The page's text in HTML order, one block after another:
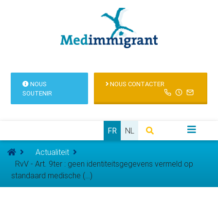
NOUS
SOUTENIR
NOUS CONTACTER
FR NL
Actualiteit
RvV - Art. 9ter : geen identiteitsgegevens vermeld op
standaard medische (…)